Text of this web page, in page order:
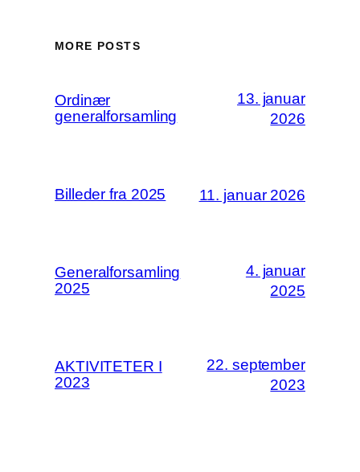
MORE POSTS
Ordinær
generalforsamling
13. januar
2026
Billeder fra 2025 11. januar 2026
Generalforsamling
2025
4. januar
2025
AKTIVITETER I
2023
22. september
2023